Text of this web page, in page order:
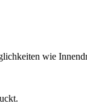
wie